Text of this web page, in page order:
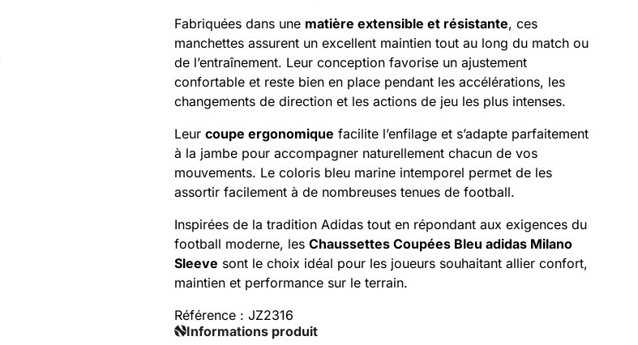
Fabriquées dans une matière extensible et résistante, ces
manchettes assurent un excellent maintien tout au long du match ou
de l’entraînement. Leur conception favorise un ajustement
confortable et reste bien en place pendant les accélérations, les
changements de direction et les actions de jeu les plus intenses.
Leur coupe ergonomique facilite l’enfilage et s’adapte parfaitement
à la jambe pour accompagner naturellement chacun de vos
mouvements. Le coloris bleu marine intemporel permet de les
assortir facilement à de nombreuses tenues de football.
Inspirées de la tradition Adidas tout en répondant aux exigences du
football moderne, les Chaussettes Coupées Bleu adidas Milano
Sleeve sont le choix idéal pour les joueurs souhaitant allier confort,
maintien et performance sur le terrain.
Référence : JZ2316
Informations produit